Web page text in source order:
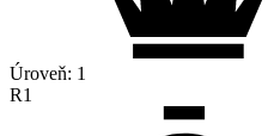
Úroveň: 1
R1